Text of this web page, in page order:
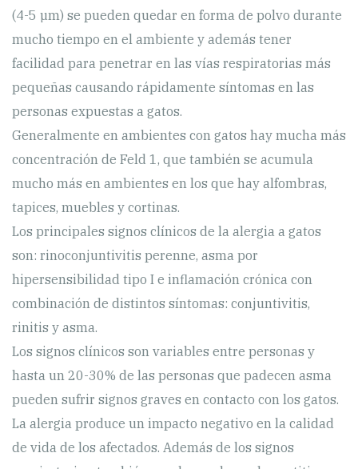
(4-5 µm) se pueden quedar en forma de polvo durante
mucho tiempo en el ambiente y además tener
facilidad para penetrar en las vías respiratorias más
pequeñas causando rápidamente síntomas en las
personas expuestas a gatos.
Generalmente en ambientes con gatos hay mucha más
concentración de Feld 1, que también se acumula
mucho más en ambientes en los que hay alfombras,
tapices, muebles y cortinas.
Los principales signos clínicos de la alergia a gatos
son: rinoconjuntivitis perenne, asma por
hipersensibilidad tipo I e inflamación crónica con
combinación de distintos síntomas: conjuntivitis,
rinitis y asma.
Los signos clínicos son variables entre personas y
hasta un 20-30% de las personas que padecen asma
pueden sufrir signos graves en contacto con los gatos.
La alergia produce un impacto negativo en la calidad
de vida de los afectados. Además de los signos